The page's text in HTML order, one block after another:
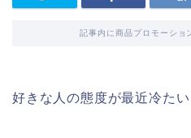
記事内に商品プロモーショ
好きな人の態度が最近冷た